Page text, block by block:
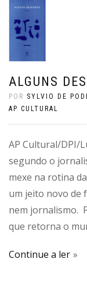
ALGUNS
POR SYLVIO DE
AP CULTURAL
AP Cultural/DPI/
segundo o
mexe na rotina
um jeito novo de
nem jornalismo.
que retorna o
Continue a ler